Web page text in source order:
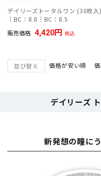
デイリーズトータルワン (30枚入)
｜BC：8.8｜BC：8.5
販売価格 4,420 税込
並び替え 価格が安い順
デイリーズ
新発想の瞳に